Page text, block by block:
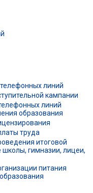
линий
кампании
линий
образования
труда
итоговой
школы, гимназии, лицеи,
питания